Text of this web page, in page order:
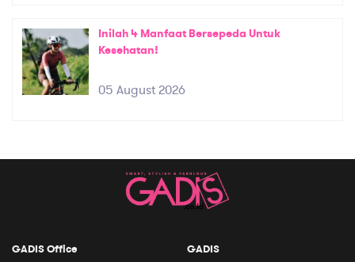
Inilah 4 Manfaat Bersepeda Untuk
Kesehatan!
05 August 2026
GADIS Office GADIS